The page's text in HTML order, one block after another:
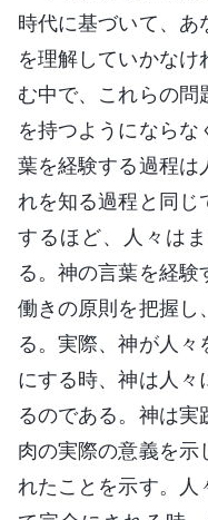
時代に基づいて、あ
を理解していかな
む中で、これらの問
を持つようになら
葉を経験する過程は
れを知る過程と同じ
するほど、人々は
る。神の言葉を経
働きの原則を把握し
る。実際、神が人
にする時、神は人々
るのである。神は実
肉の実際の意義を示
れたことを示す。人